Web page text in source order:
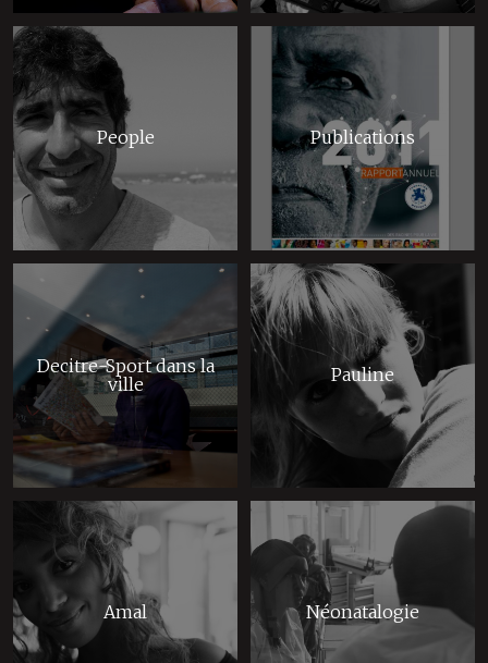
People Publications
Decitre-Sport dans la
ville
Pauline
Amal Néonatalogie